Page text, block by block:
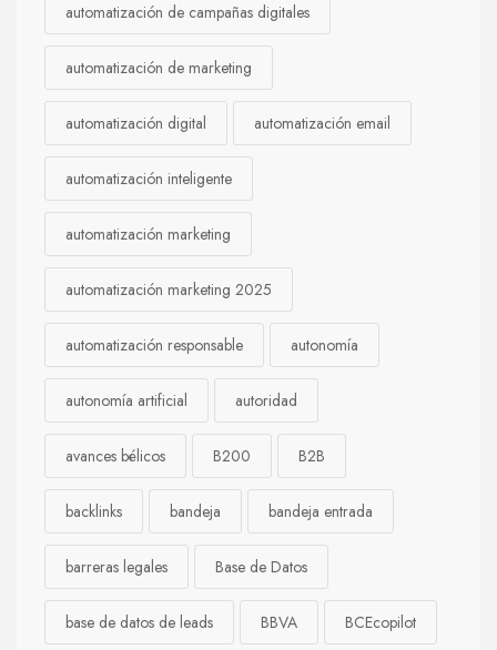
automatización de campañas digitales
automatización de marketing
automatización digital automatización email
automatización inteligente
automatización marketing
automatización marketing 2025
automatización responsable autonomía
autonomía artificial autoridad
avances bélicos B200 B2B
backlinks bandeja bandeja entrada
barreras legales Base de Datos
base de datos de leads BBVA BCEcopilot